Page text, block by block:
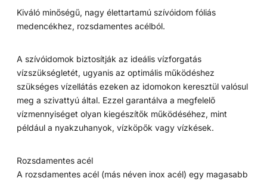
Kiváló minőségű, nagy élettartamú szívóidom fóliás
medencékhez, rozsdamentes acélból.
A szívóidomok biztosítják az ideális vízforgatás
vízszükségletét, ugyanis az optimális működéshez
szükséges vízellátás ezeken az idomokon keresztül valósul
meg a szivattyú által. Ezzel garantálva a megfelelő
vízmennyiséget olyan kiegészítők működéséhez, mint
például a nyakzuhanyok, vízköpők vagy vízkések.
Rozsdamentes acél
A rozsdamentes acél (más néven inox acél) egy magasabb